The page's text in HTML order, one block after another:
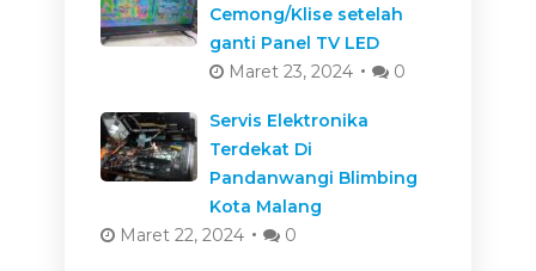
Cemong/Klise setelah
ganti Panel TV LED
Maret 23, 2024
0
Servis Elektronika
Terdekat Di
Pandanwangi Blimbing
Kota Malang
Maret 22, 2024
0